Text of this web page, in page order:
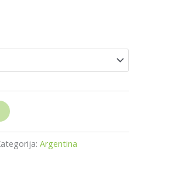
Argentina